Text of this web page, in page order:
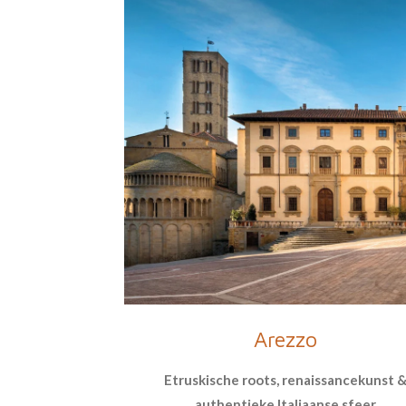
Arezzo
Etruskische roots, renaissancekunst